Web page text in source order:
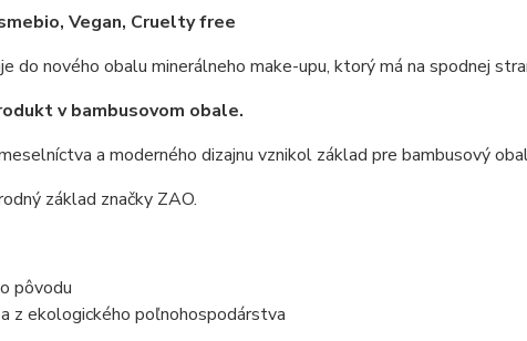
Vegan, Cruelty free
do nového obalu minerálneho make-upu, ktorý má na spodnej
v bambusovom obale.
a moderného dizajnu vznikol základ pre bambusový
základ značky ZAO.
pôvodu
z ekologického poľnohospodárstva